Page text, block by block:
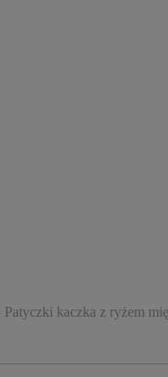
kaczka z ryżem